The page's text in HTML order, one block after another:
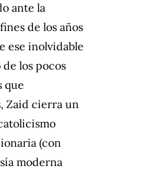
ante la
de los años
ese inolvidable
de los pocos
que
Zaid cierra un
(con
moderna